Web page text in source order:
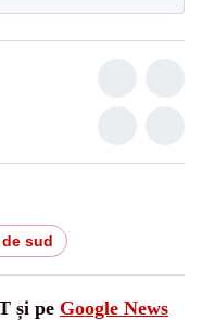
sud
și pe Google News